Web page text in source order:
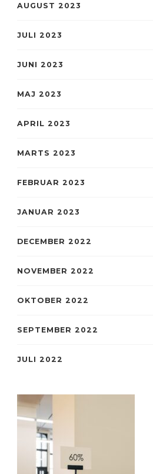
AUGUST 2023
JULI 2023
JUNI 2023
MAJ 2023
APRIL 2023
MARTS 2023
FEBRUAR 2023
JANUAR 2023
DECEMBER 2022
NOVEMBER 2022
OKTOBER 2022
SEPTEMBER 2022
JULI 2022